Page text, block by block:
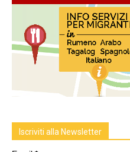
Iscriviti alla Newsletter